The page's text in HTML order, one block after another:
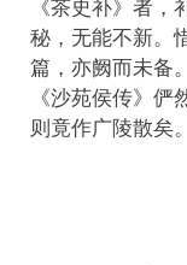
《茶史补》者
秘，无能不新。
篇，亦阙而未备
《沙苑侯传》俨
则竟作广陵散矣